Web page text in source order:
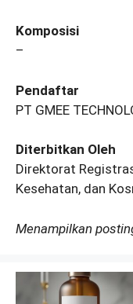
Komposisi
–
Pendaftar
PT GMEE
Diterbitkan Oleh
Direktorat
Kesehatan, dan
Menampilkan